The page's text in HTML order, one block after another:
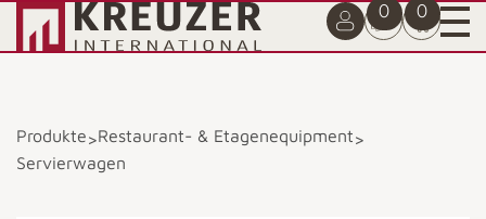
0 0
Produkte>Restaurant- & Etagenequipment>
Servierwagen